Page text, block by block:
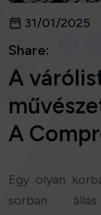
31/01/2025
Share:
A
A
Egy olyan
sorban